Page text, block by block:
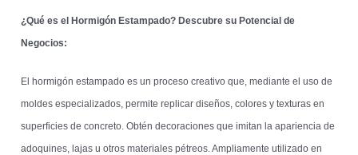
¿Qué es el Hormigón Estampado? Descubre su Potencial de
Negocios:
El hormigón estampado es un proceso creativo que, mediante el uso de
moldes especializados, permite replicar diseños, colores y texturas en
superficies de concreto. Obtén decoraciones que imitan la apariencia de
adoquines, lajas u otros materiales pétreos. Ampliamente utilizado en